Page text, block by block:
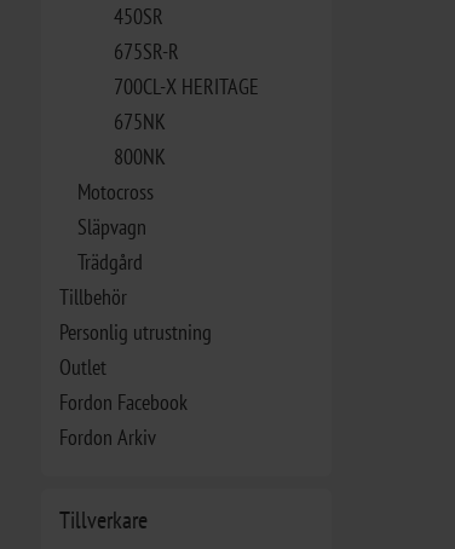
450SR
675SR-R
700CL-X HERITAGE
675NK
800NK
Motocross
Släpvagn
Trädgård
Tillbehör
Personlig utrustning
Outlet
Fordon Facebook
Fordon Arkiv
Tillverkare